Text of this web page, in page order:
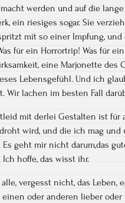
werden und auf die
ein riesiges sogar. Sie
mit so einer Impfung,
für ein Horrortrip! Was für
eine Marjonette des
Lebensgefühl. Und ich
Wir lachen im besten Fall
mit derlei Gestalten ist für
wird, und die ich mag
Es geht mir nicht darum,das
hoffe, das wisst ihr.
vergesst nicht, das Leben,
einen oder anderen lieber